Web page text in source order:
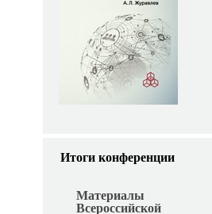
Итоги конференции
Материалы
Всероссийской